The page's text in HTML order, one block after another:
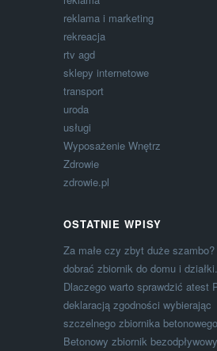
reklama i marketing
rekreacja
rtv agd
sklepy internetowe
transport
uroda
usługi
Wyposażenie Wnętrz
Zdrowie
zdrowie.pl
OSTATNIE WPISY
Za małe czy zbyt duże
dobrać zbiornik do domu i działki.
Dlaczego warto sprawdzić atest
deklaracją zgodności wybierając
szczelnego zbiornika
Betonowy zbiornik